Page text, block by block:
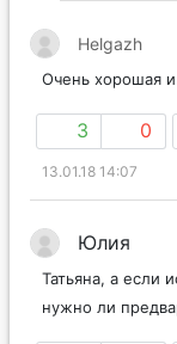
Helgazh
Очень хорошая
3 0
13.01.18 14:07
Юлия
Татьяна, а если
нужно ли